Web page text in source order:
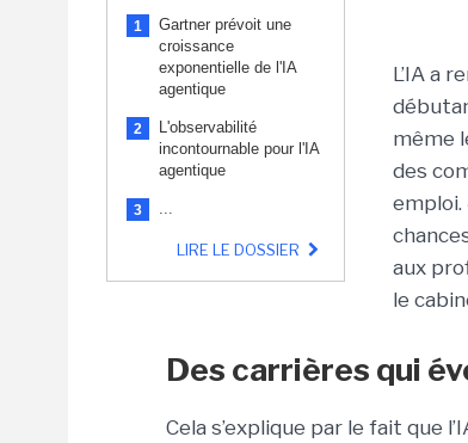
1
Gartner prévoit une
croissance
exponentielle de l'IA
agentique
2
L'observabilité
incontournable pour l'IA
agentique
3 ...
LIRE LE DOSSIER
L’IA a
même
des
emploi.
aux
le
Des carrières qui
Cela s’explique par le fait que